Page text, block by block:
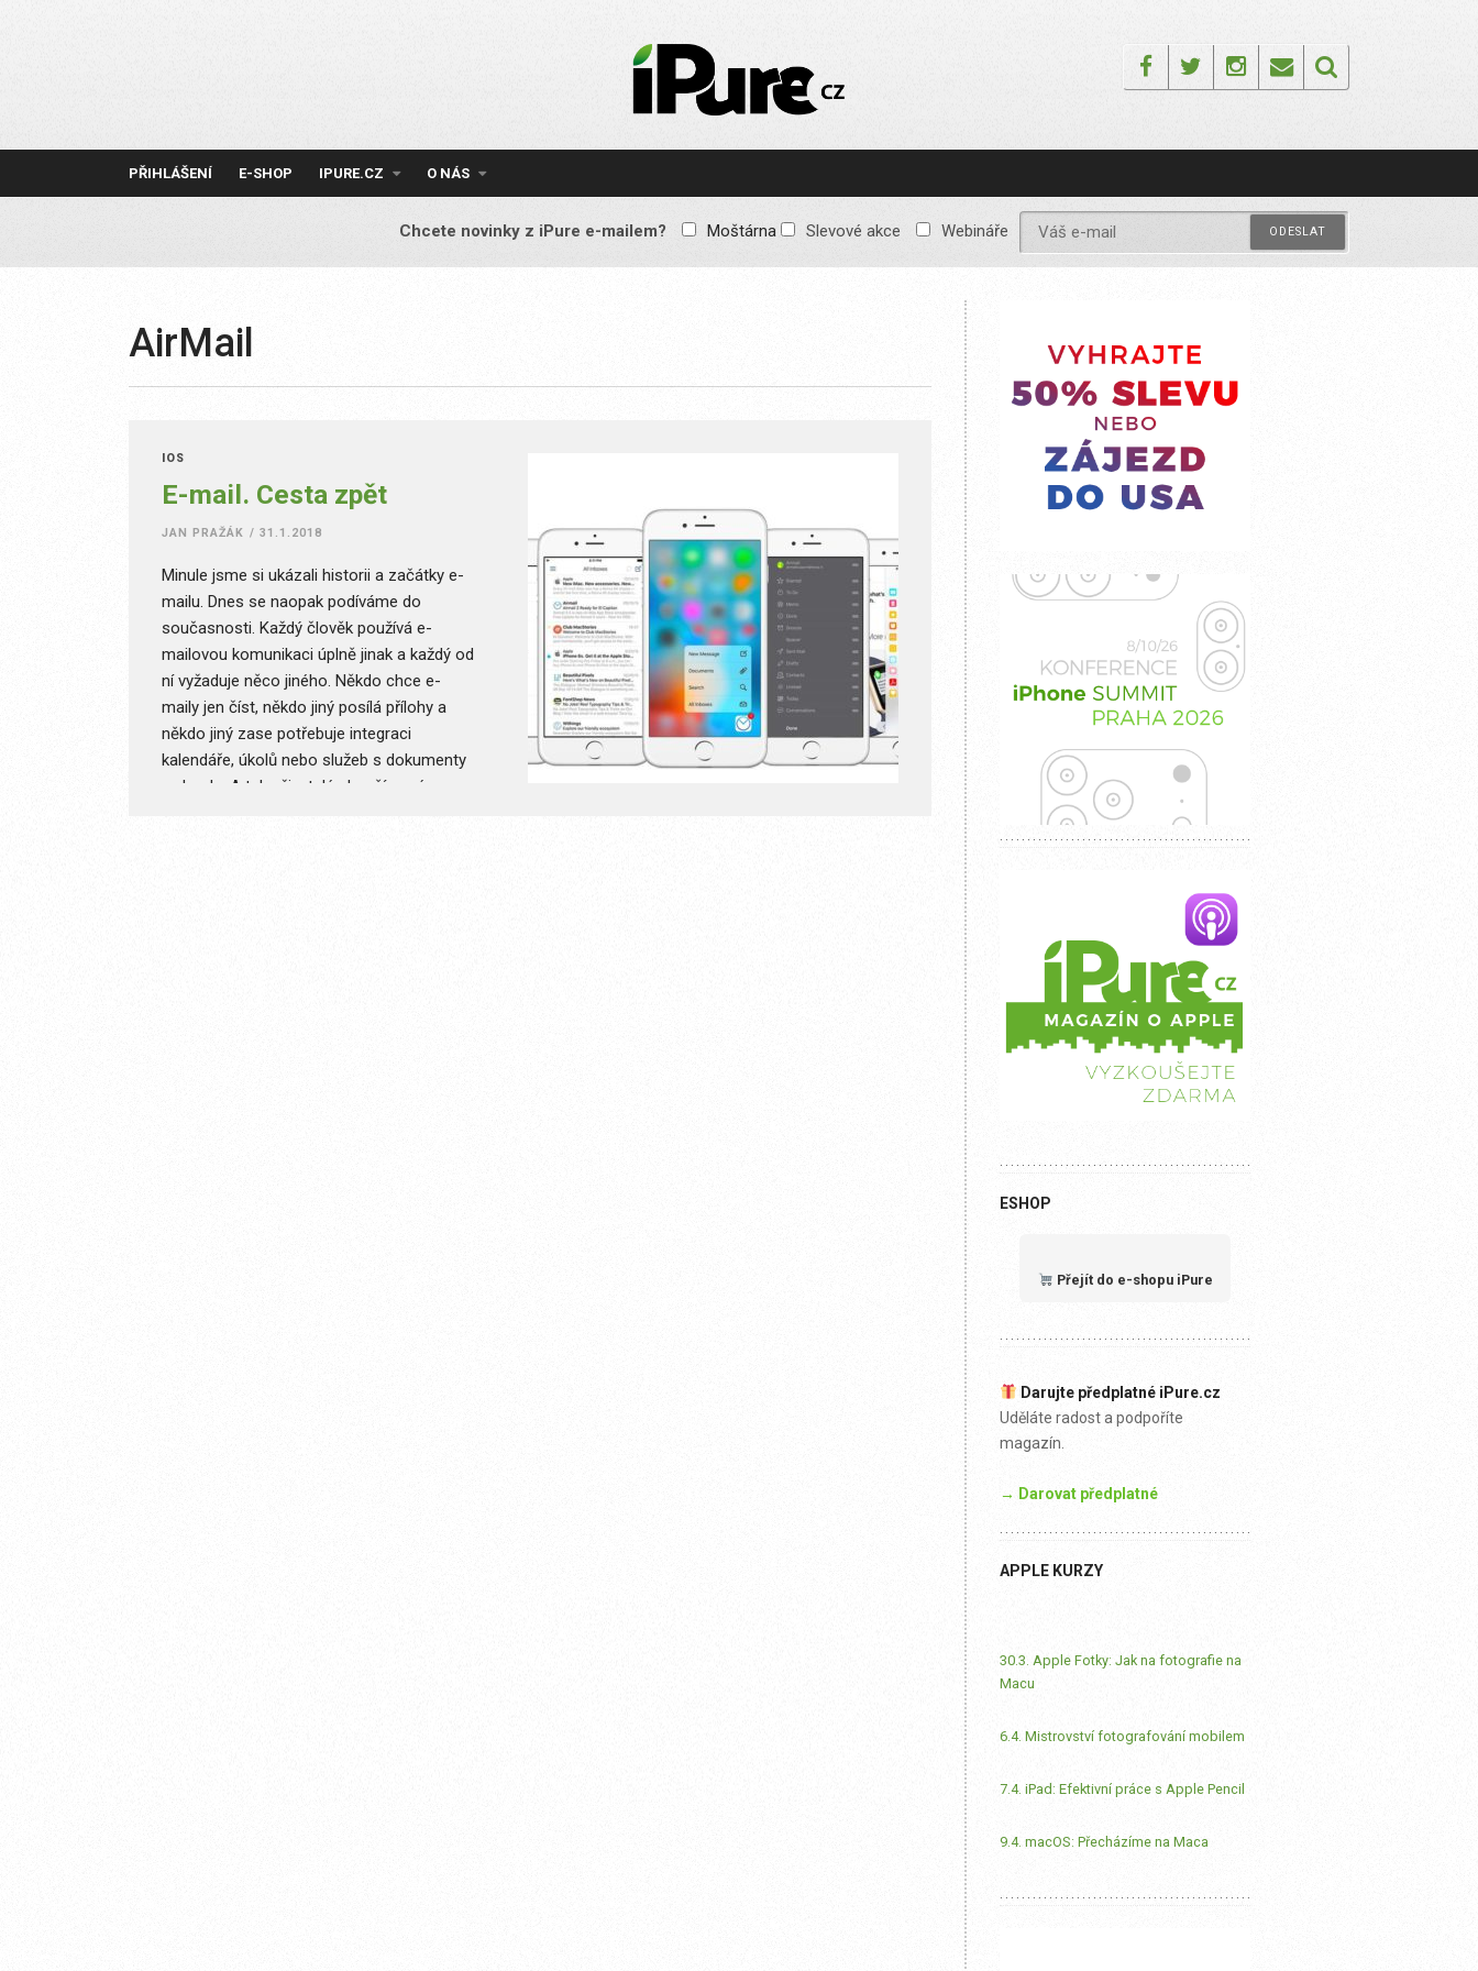
IPURE.CZ
Prémiový Apple e-
reklamy, žádné
obsah pro všechny
FacebookTwitterInstagram
Email
PŘIHLÁŠENÍ E-SHOP IPURE.CZ O NÁS
Chcete novinky z iPure e-mailem? Moštárna Slevové akce Webináře
AirMail
IOS
E-mail. Cesta zpět
JAN PRAŽÁK / 31.1.2018
Minule jsme si ukázali historii a začátky e-
mailu. Dnes se naopak podíváme do
současnosti. Každý člověk používá e-
mailovou komunikaci úplně jinak a každý od
ní vyžaduje něco jiného. Někdo chce e-
maily jen číst, někdo jiný posílá přílohy a
někdo jiný zase potřebuje integraci
kalendáře, úkolů nebo služeb s dokumenty
v cloudu. A tak uživatelé zkouší nové
ESHOP
Přejít do e-shopu iPure
Darujte předplatné iPure.cz
Uděláte radost a podpoříte
magazín.
→ Darovat předplatné
APPLE KURZY
30.3. Apple Fotky: Jak na fotografie na
Macu
6.4. Mistrovství fotografování mobilem
7.4. iPad: Efektivní práce s Apple Pencil
9.4. macOS: Přecházíme na Maca